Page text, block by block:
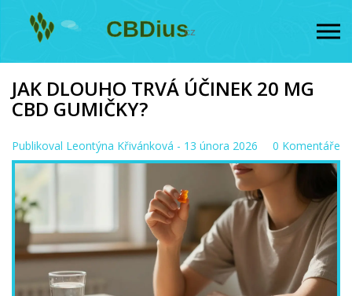
JAK DLOUHO TRVÁ ÚČINEK 20 MG
CBD GUMIČKY?
Publikoval Leontýna Křivánková - 13 února 2026 0 Komentáře